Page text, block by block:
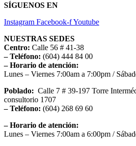
SÍGUENOS EN
Instagram Facebook-fYoutube
NUESTRAS SEDES
Centro: Calle 56 # 41-38
– Teléfono: (604) 444 84 00
– Horario de atención:
Lunes – Viernes 7:00am a 7:00pm /
Poblado: Calle 7 # 39-197 Torre
consultorio 1707
– Teléfono: (604) 268 69 60
– Horario de atención:
Lunes – Viernes 7:00am a 6:00pm /